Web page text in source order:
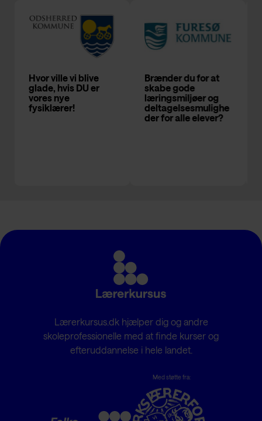
vi blive
DU er
Brænder du for at
skabe gode
læringsmiljøer og
deltagelsesmulighe
der for alle elever?
Frederiksborg
Byskole
Lærerkursus.dk hjælper dig og andre
skoleprofessionelle med at finde kurser og
efteruddannelse i hele landet.
Med støtte fra: